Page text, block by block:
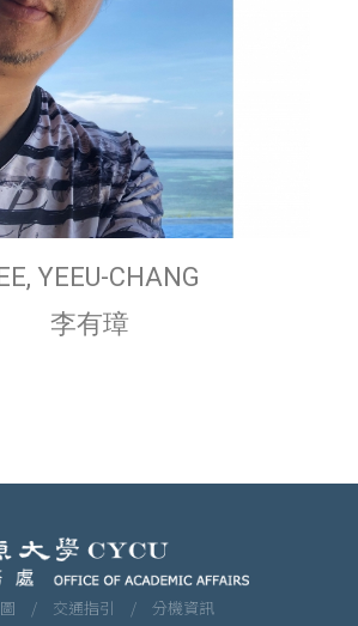
YEEU-CHANG
李有璋
圖 / 交通指引 / 分機資訊